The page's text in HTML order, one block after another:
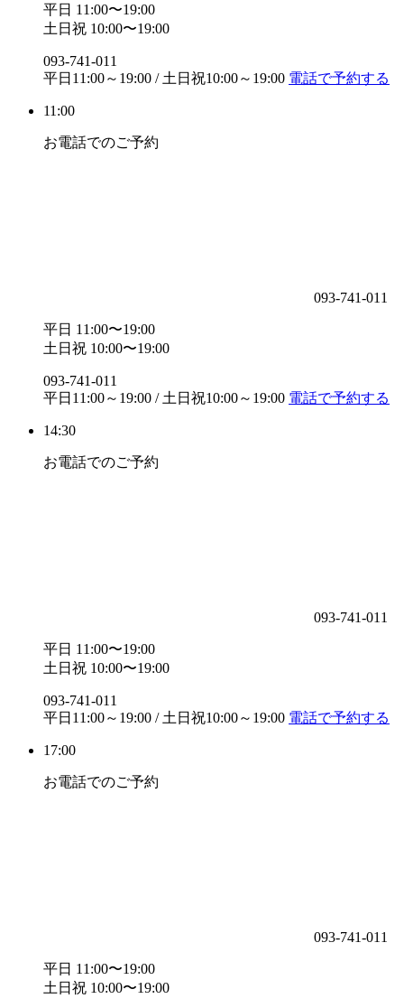
平日 11:00〜19:00
土日祝 10:00〜19:00
093-741-011
平日11:00～19:00 / 土日祝10:00～19:00 電話で予約する
11:00
お電話でのご予約
093-741-011
平日 11:00〜19:00
土日祝 10:00〜19:00
093-741-011
平日11:00～19:00 / 土日祝10:00～19:00 電話で予約する
14:30
お電話でのご予約
093-741-011
平日 11:00〜19:00
土日祝 10:00〜19:00
093-741-011
平日11:00～19:00 / 土日祝10:00～19:00 電話で予約する
17:00
お電話でのご予約
093-741-011
平日 11:00〜19:00
土日祝 10:00〜19:00